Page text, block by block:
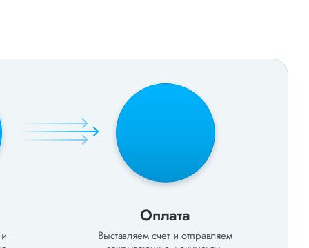
Оплата
Выставляем счет и отправляем